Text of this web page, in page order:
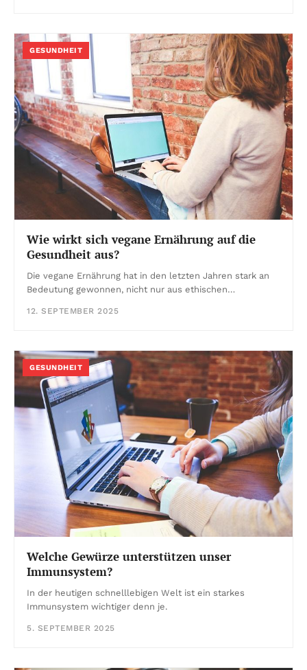
GESUNDHEIT
Wie wirkt sich vegane Ernährung auf die
Gesundheit aus?
Die vegane Ernährung hat in den letzten Jahren stark an
Bedeutung gewonnen, nicht nur aus ethischen…
12. SEPTEMBER 2025
GESUNDHEIT
Welche Gewürze unterstützen unser
Immunsystem?
In der heutigen schnelllebigen Welt ist ein starkes
Immunsystem wichtiger denn je.
5. SEPTEMBER 2025